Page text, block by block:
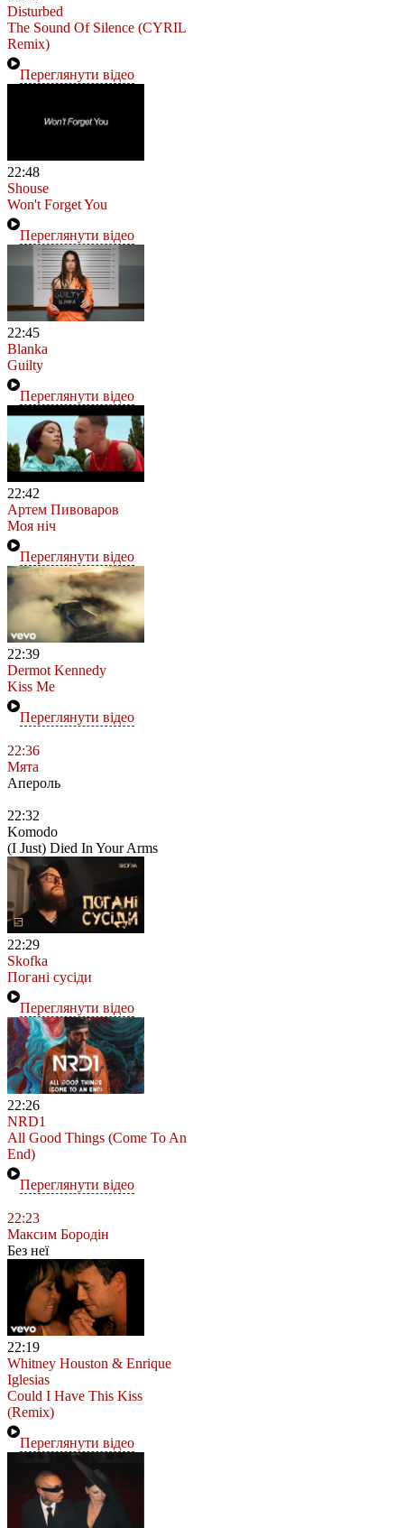
Disturbed
The Sound Of Silence (CYRIL
Remix)
Переглянути відео
22:48
Shouse
Won't Forget You
Переглянути відео
22:45
Blanka
Guilty
Переглянути відео
22:42
Артем Пивоваров
Моя ніч
Переглянути відео
22:39
Dermot Kennedy
Kiss Me
Переглянути відео
22:36
Мята
Апероль
22:32
Komodo
(I Just) Died In Your Arms
22:29
Skofka
Погані сусіди
Переглянути відео
22:26
NRD1
All Good Things (Come To An
End)
Переглянути відео
22:23
Максим Бородін
Без неї
22:19
Whitney Houston & Enrique
Iglesias
Could I Have This Kiss
(Remix)
Переглянути відео